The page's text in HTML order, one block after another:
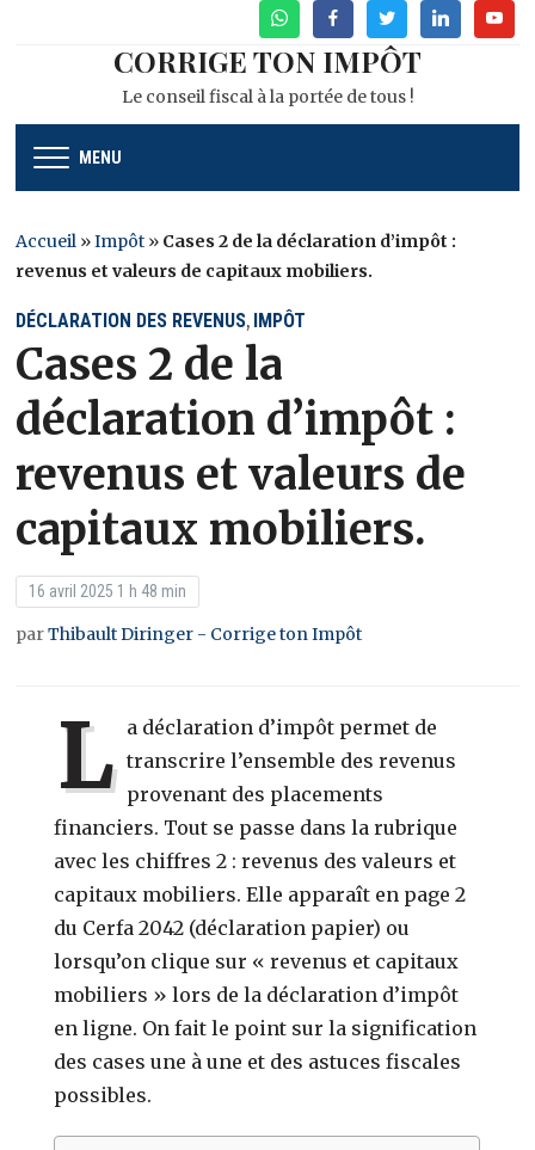
WhatsAppFacebookTwitterLinkedin
CORRIGE TON IMPÔT
Le conseil fiscal à la portée de tous !
MENU
Accueil »Impôt » Cases 2 de la déclaration d’impôt :
revenus et valeurs de capitaux mobiliers.
DÉCLARATION DES REVENUS, IMPÔT
Cases 2 de la
déclaration d’impôt :
revenus et valeurs de
capitaux mobiliers.
16 avril 2025 1 h 48 min
parThibault Diringer - Corrige ton Impôt
L a déclaration d’impôt permet de
transcrire l’ensemble des revenus
provenant des placements
financiers. Tout se passe dans la rubrique
avec les chiffres 2 : revenus des valeurs et
capitaux mobiliers. Elle apparaît en page 2
du Cerfa 2042 (déclaration papier) ou
lorsqu’on clique sur « revenus et capitaux
mobiliers » lors de la déclaration d’impôt
en ligne. On fait le point sur la signification
des cases une à une et des astuces fiscales
possibles.